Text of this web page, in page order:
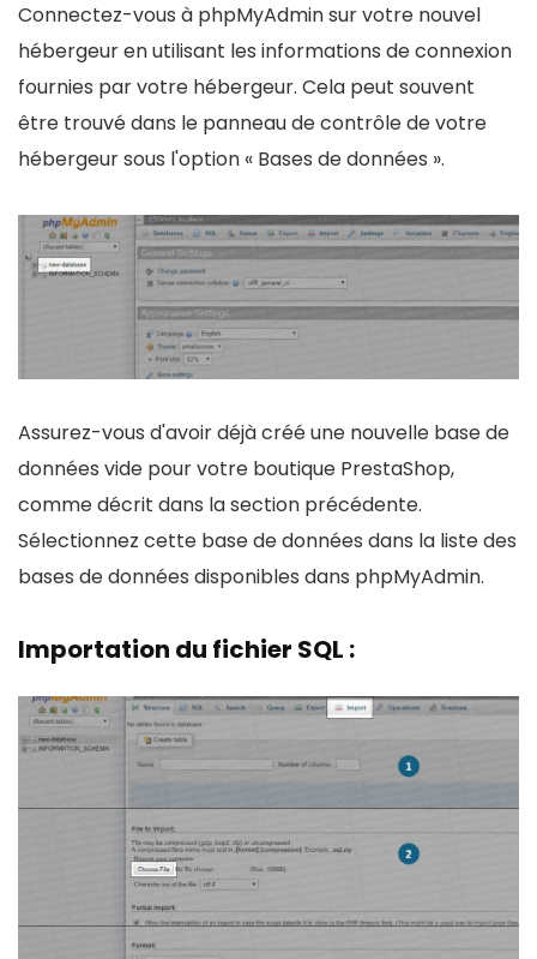
Connectez-vous à phpMyAdmin sur votre nouvel
hébergeur en utilisant les informations de connexion
fournies par votre hébergeur. Cela peut souvent
être trouvé dans le panneau de contrôle de votre
hébergeur sous l'option « Bases de données ».
Assurez-vous d'avoir déjà créé une nouvelle base de
données vide pour votre boutique PrestaShop,
comme décrit dans la section précédente.
Sélectionnez cette base de données dans la liste des
bases de données disponibles dans phpMyAdmin.
Importation du fichier SQL :